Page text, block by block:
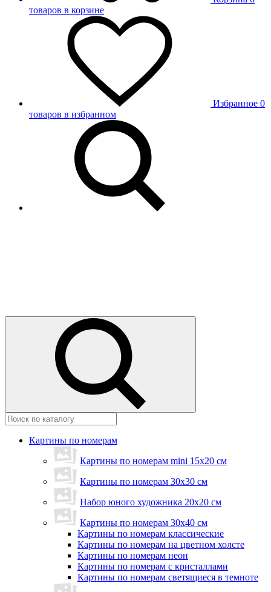
товаров в корзине
Избранное 0
товаров в избранном
Картины по номерам
Картины по номерам mini 15х20 см
Картины по номерам 30x30 см
Набор юного художника 20х20 см
Картины по номерам 30х40 см
Картины по номерам классические
Картины по номерам на цветном холсте
Картины по номерам неон
Картины по номерам с кристаллами
Картины по номерам светящиеся в темноте